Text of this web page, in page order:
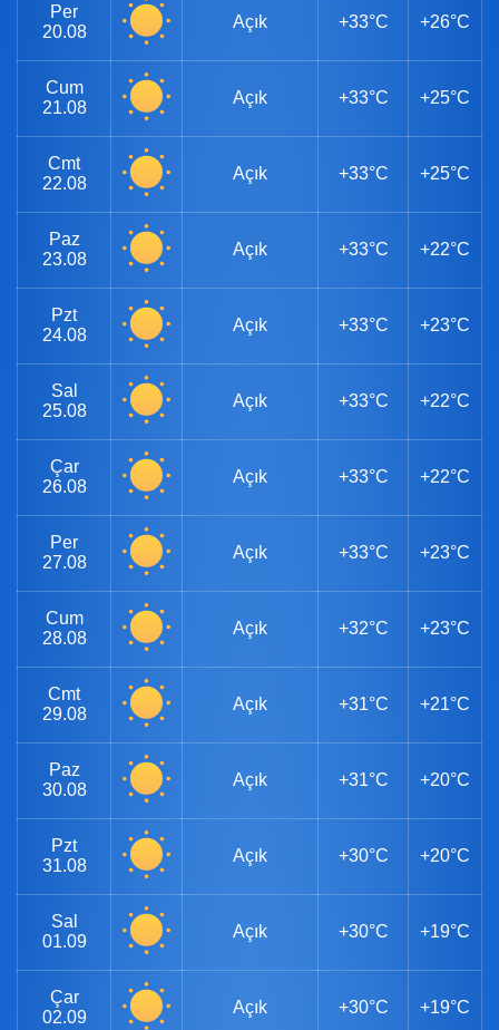
Per
20.08
Açık +33°C +26°C
Cum
21.08
Açık +33°C +25°C
Cmt
22.08
Açık +33°C +25°C
Paz
23.08
Açık +33°C +22°C
Pzt
24.08
Açık +33°C +23°C
Sal
25.08
Açık +33°C +22°C
Çar
26.08
Açık +33°C +22°C
Per
27.08
Açık +33°C +23°C
Cum
28.08
Açık +32°C +23°C
Cmt
29.08
Açık +31°C +21°C
Paz
30.08
Açık +31°C +20°C
Pzt
31.08
Açık +30°C +20°C
Sal
01.09
Açık +30°C +19°C
Çar
02.09
Açık +30°C +19°C